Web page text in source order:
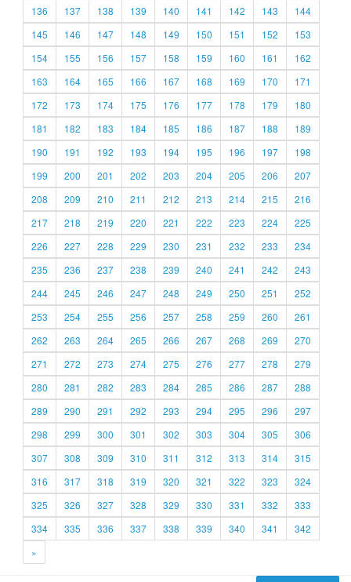
136
137 138 139 140 141 142 143
144
145
146 147 148 149 150 151 152
153
154
155 156 157 158 159 160 161
162
163
164 165 166 167 168 169 170
171
172
173 174 175 176 177 178 179
180
181
182 183 184 185 186 187 188
189
190
191 192 193 194 195 196 197
198
199
200 201 202 203 204 205 206
207
208
209 210 211 212 213 214 215
216
217
218 219 220 221 222 223 224
225
226
227 228 229 230 231 232 233
234
235
236 237 238 239 240 241 242
243
244
245 246 247 248 249 250 251
252
253
254 255 256 257 258 259 260
261
262
263 264 265 266 267 268 269
270
271
272 273 274 275 276 277 278
279
280
281 282 283 284 285 286 287
288
289
290 291 292 293 294 295 296
297
298
299 300 301 302 303 304 305
306
307
308 309 310 311 312 313 314
315
316
317 318 319 320 321 322 323
324
325
326 327 328 329 330 331 332
333
334
335 336 337 338 339 340 341
342
»